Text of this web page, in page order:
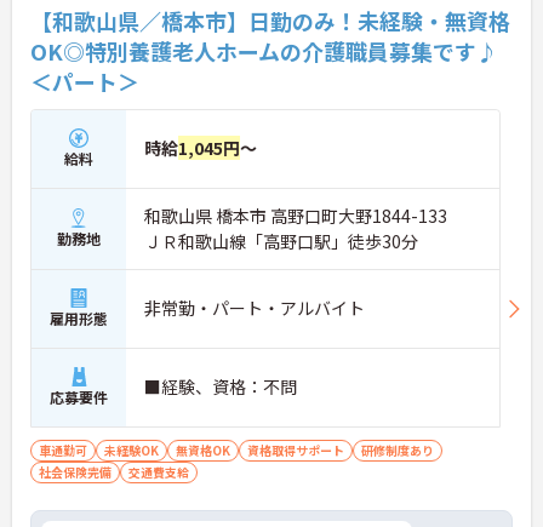
代の方も安心して就業いただけます♪
★無料駐車場完備でお子様連れの通勤も負担が少な
く、働きやすい環境が整っています。
ご興味のある方には、面接対策ポイントなど、さら
に詳細をお話いたしますので、お気軽にご相談くだ
【和歌山県／橋本市】日勤のみ！未経験・無資格
OK◎特別養護老人ホームの介護職員募集です♪
＜パート＞
給料 時給1,045円～
勤務地
和歌山県 橋本市 高野口町大野1844-133
ＪＲ和歌山線「高野口駅」徒歩30分
雇用形態 非常勤・パート・アルバイト
応募要件 ■経験、資格：不問
車通勤可 未経験OK 無資格OK 資格取得サポート
研修制度あり
社会保険完備
交通費支給